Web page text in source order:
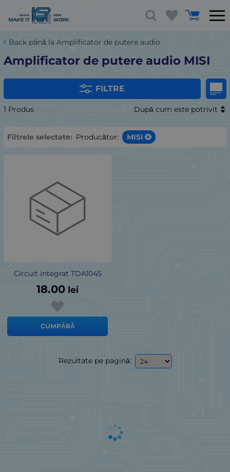
Back până la Amplificator de putere audio
Amplificator de putere audio MISI
FILTRE
1 Produs După cum este potrivit
Filtrele selectate: Producător: MISI
Circuit integrat TDA1045
18.00 lei
CUMPĂRĂ
Rezultate pe pagină: